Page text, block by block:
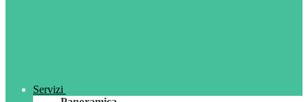
Servizi